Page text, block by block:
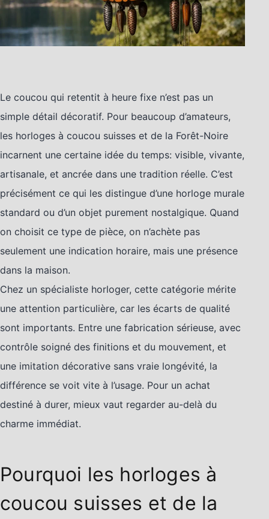
Le coucou qui retentit à heure fixe n’est pas un
simple détail décoratif. Pour beaucoup d’amateurs,
les horloges à coucou suisses et de la Forêt-Noire
incarnent une certaine idée du temps: visible, vivante,
artisanale, et ancrée dans une tradition réelle. C’est
précisément ce qui les distingue d’une horloge murale
standard ou d’un objet purement nostalgique. Quand
on choisit ce type de pièce, on n’achète pas
seulement une indication horaire, mais une présence
dans la maison.
Chez un spécialiste horloger, cette catégorie mérite
une attention particulière, car les écarts de qualité
sont importants. Entre une fabrication sérieuse, avec
contrôle soigné des finitions et du mouvement, et
une imitation décorative sans vraie longévité, la
différence se voit vite à l’usage. Pour un achat
destiné à durer, mieux vaut regarder au-delà du
charme immédiat.
Pourquoi les horloges à
coucou suisses et de la